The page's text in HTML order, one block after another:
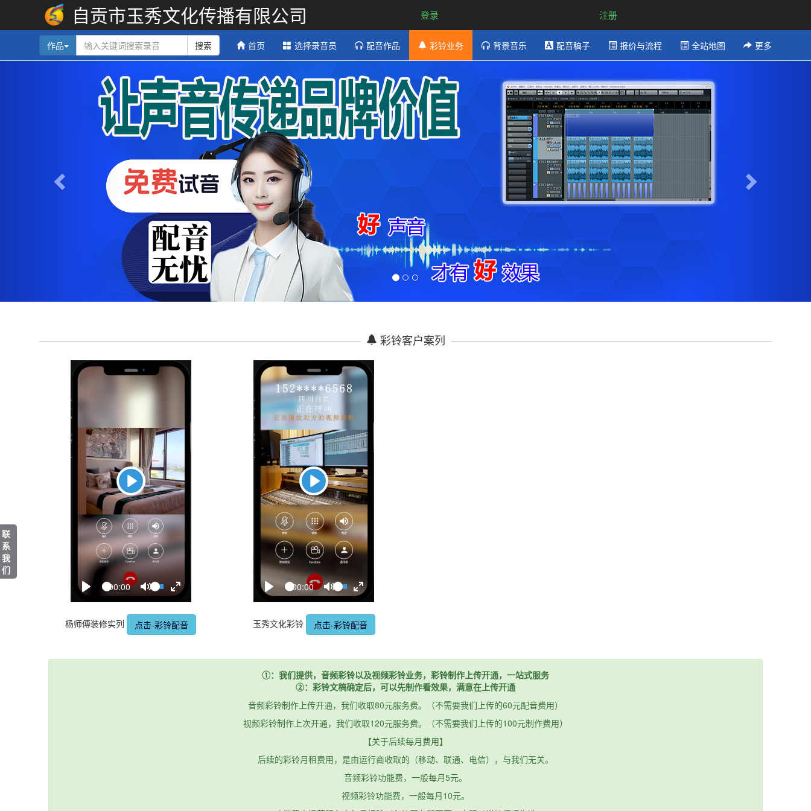
自贡市玉秀文化传播有限公司 登录 注册
作品 搜索 首页 选择录音员 配音作品 彩铃业务 背景音乐 配音稿子 报价与流程 全站地图 更多
彩铃客户案列
Play
Play
Seek
Current
time
00:00
Toggle
Mute
Volume
Toggle
Fullscreen
杨师傅装修实列
点击-彩铃配音
Play
Play
Seek
Current
time
00:00
Toggle
Mute
Volume
Toggle
Fullscreen
玉秀文化彩铃
点击-彩铃配音
①：我们提供，音频彩铃以及视频彩铃业务，彩铃制作上传开通，一站式服务
②：彩铃文稿确定后，可以先制作看效果，满意在上传开通
音频彩铃制作上传开通，我们收取80元服务费。（不需要我们上传的60元配音费用）
视频彩铃制作上次开通，我们收取120元服务费。（不需要我们上传的100元制作费用）
【关于后续每月费用】
后续的彩铃月租费用，是由运行商收取的（移动、联通、电信），与我们无关。
音频彩铃功能费，一般每月5元。
视频彩铃功能费，一般每月10元。
联
系
我
们